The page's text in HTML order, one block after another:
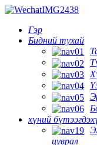
Гэр
Бидний тухай
хүний
цуврал